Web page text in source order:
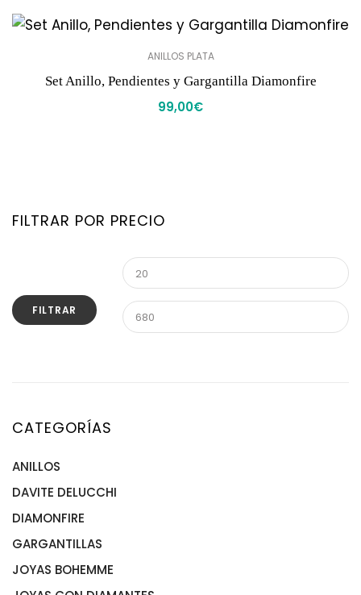
ANILLOS PLATA
Set Anillo, Pendientes y Gargantilla Diamonfire
99,00€
FILTRAR POR PRECIO
FILTRAR
CATEGORÍAS
ANILLOS
ANILLOS ACERO
ANILLOS DE ORO
ANILLOS PLATA
DAVITE DELUCCHI
DIAMONFIRE
GARGANTILLAS
GARGANTILLA ACERO
JOYAS BOHEMME